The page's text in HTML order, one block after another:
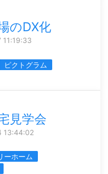
のDX化
ピクトグラム
見学会
13:44:02
ーホーム